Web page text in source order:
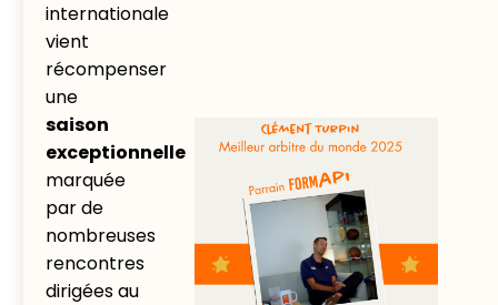
internationale
vient
récompenser
une
saison
exceptionnelle
marquée
par de
nombreuses
rencontres
dirigées au